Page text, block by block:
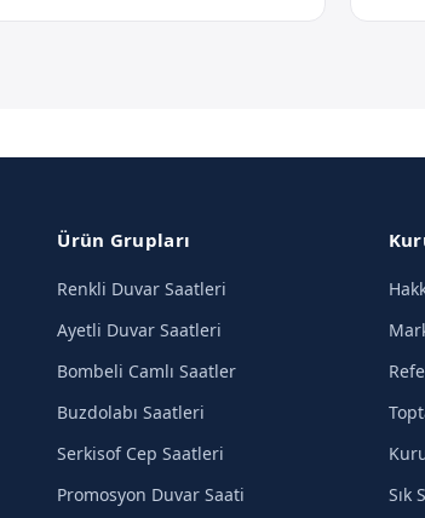
Ürün Grupları
Renkli Duvar Saatleri
Ayetli Duvar Saatleri
Bombeli Camlı Saatler
Buzdolabı Saatleri
Serkisof Cep Saatleri
Promosyon Duvar Saati
Sık